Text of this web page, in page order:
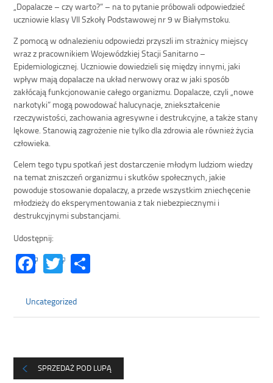
„Dopalacze – czy warto?” – na to pytanie próbowali odpowiedzieć
uczniowie klasy VII Szkoły Podstawowej nr 9 w Białymstoku.
Z pomocą w odnalezieniu odpowiedzi przyszli im strażnicy miejscy
wraz z pracownikiem Wojewódzkiej Stacji Sanitarno –
Epidemiologicznej. Uczniowie dowiedzieli się między innymi, jaki
wpływ mają dopalacze na układ nerwowy oraz w jaki sposób
zakłócają funkcjonowanie całego organizmu. Dopalacze, czyli „nowe
narkotyki” mogą powodować halucynacje, zniekształcenie
rzeczywistości, zachowania agresywne i destrukcyjne, a także stany
lękowe. Stanowią zagrożenie nie tylko dla zdrowia ale również życia
człowieka.
Celem tego typu spotkań jest dostarczenie młodym ludziom wiedzy
na temat zniszczeń organizmu i skutków społecznych, jakie
powoduje stosowanie dopalaczy, a przede wszystkim zniechęcenie
młodzieży do eksperymentowania z tak niebezpiecznymi i
destrukcyjnymi substancjami.
Udostępnij:
Facebook
Twitter
Uncategorized
SPRZEDAŻ POD LUPĄ